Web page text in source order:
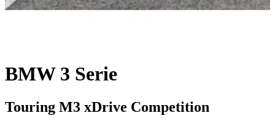
BMW 3 Serie
Touring M3 xDrive Competition